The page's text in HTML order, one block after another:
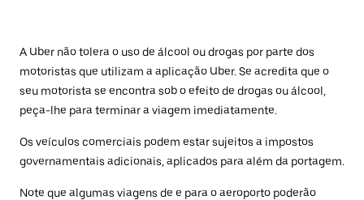
A Uber não tolera o uso de álcool ou drogas por parte dos
motoristas que utilizam a aplicação Uber. Se acredita que o
seu motorista se encontra sob o efeito de drogas ou álcool,
peça-lhe para terminar a viagem imediatamente.
Os veículos comerciais podem estar sujeitos a impostos
governamentais adicionais, aplicados para além da portagem.
Note que algumas viagens de e para o aeroporto poderão